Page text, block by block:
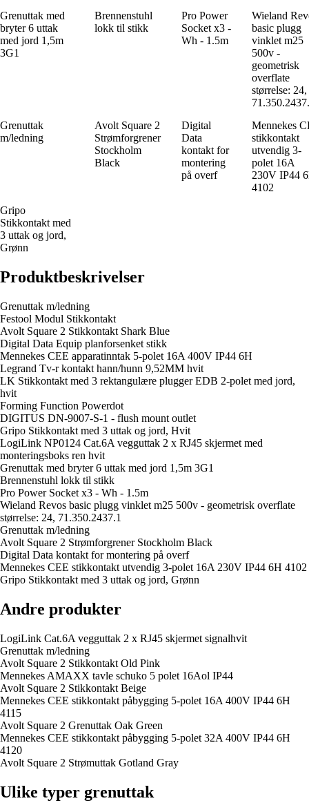
Grenuttak med
bryter 6 uttak
med jord 1,5m
3G1
Brennenstuhl
lokk til stikk
Pro Power
Socket x3 -
Wh - 1.5m
Wieland
basic plugg
vinklet m25
500v -
geometrisk
overflate
størrelse: 24,
Grenuttak
m/ledning
Avolt Square 2
Strømforgrener
Stockholm
Black
Digital
Data
kontakt for
montering
på overf
Mennekes
stikkontakt
utvendig 3-
polet 16A
230V IP44
4102
Gripo
Stikkontakt med
3 uttak og jord,
Grønn
Produktbeskrivelser
Grenuttak m/ledning
Festool Modul Stikkontakt
Avolt Square 2 Stikkontakt Shark Blue
Digital Data Equip planforsenket stikk
Mennekes CEE apparatinntak 5-polet 16A 400V IP44 6H
Legrand Tv-r kontakt hann/hunn 9,52MM hvit
LK Stikkontakt med 3 rektangulære plugger EDB 2-polet med jord,
hvit
Forming Function Powerdot
DIGITUS DN-9007-S-1 - flush mount outlet
Gripo Stikkontakt med 3 uttak og jord, Hvit
LogiLink NP0124 Cat.6A vegguttak 2 x RJ45 skjermet med
monteringsboks ren hvit
Grenuttak med bryter 6 uttak med jord 1,5m 3G1
Brennenstuhl lokk til stikk
Pro Power Socket x3 - Wh - 1.5m
Wieland Revos basic plugg vinklet m25 500v - geometrisk overflate
størrelse: 24, 71.350.2437.1
Grenuttak m/ledning
Avolt Square 2 Strømforgrener Stockholm Black
Digital Data kontakt for montering på overf
Mennekes CEE stikkontakt utvendig 3-polet 16A 230V IP44 6H 4102
Gripo Stikkontakt med 3 uttak og jord, Grønn
Andre produkter
LogiLink Cat.6A vegguttak 2 x RJ45 skjermet signalhvit
Grenuttak m/ledning
Avolt Square 2 Stikkontakt Old Pink
Mennekes AMAXX tavle schuko 5 polet 16Aol IP44
Avolt Square 2 Stikkontakt Beige
Mennekes CEE stikkontakt påbygging 5-polet 16A 400V IP44 6H
4115
Avolt Square 2 Grenuttak Oak Green
Mennekes CEE stikkontakt påbygging 5-polet 32A 400V IP44 6H
4120
Avolt Square 2 Strømuttak Gotland Gray
Ulike typer grenuttak